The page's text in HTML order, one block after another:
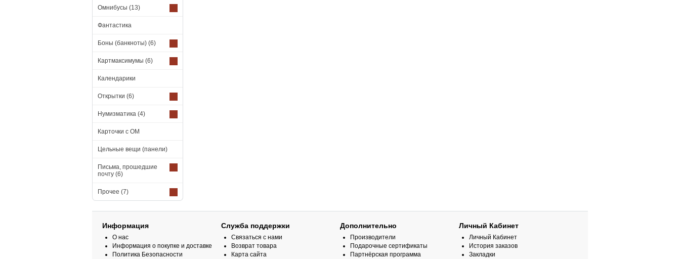
Омнибусы (13)
Фантастика
Боны (банкноты) (6)
Картмаксимумы (6)
Календарики
Открытки (6)
Нумизматика (4)
Карточки с ОМ
Цельные вещи (панели)
Письма, прошедшие
почту (6)
Прочее (7)
Информация
О нас
Информация о покупке и доставке
Политика Безопасности
Служба поддержки
Связаться с нами
Возврат товара
Карта сайта
Дополнительно
Производители
Подарочные сертификаты
Партнёрская программа
Личный Кабинет
Личный Кабинет
История заказов
Закладки